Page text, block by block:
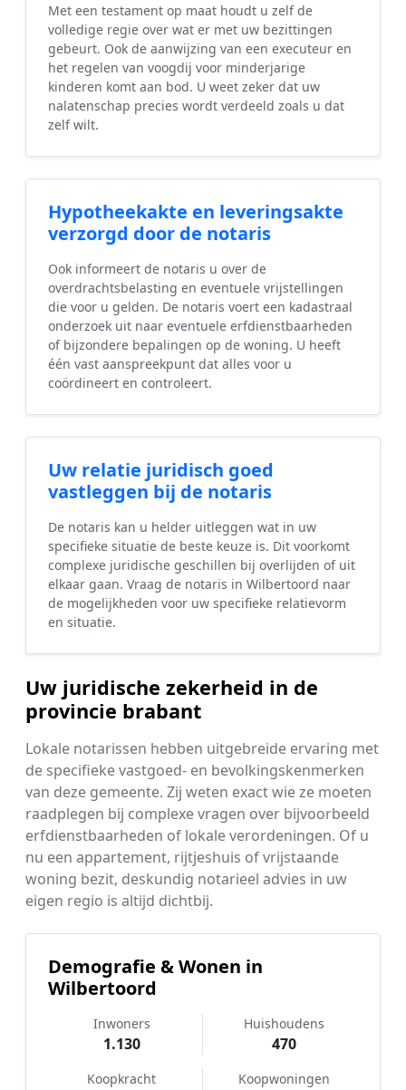
Met een testament op maat houdt u zelf de
volledige regie over wat er met uw bezittingen
gebeurt. Ook de aanwijzing van een executeur en
het regelen van voogdij voor minderjarige
kinderen komt aan bod. U weet zeker dat uw
nalatenschap precies wordt verdeeld zoals u dat
zelf wilt.
Hypotheekakte en leveringsakte
verzorgd door de notaris
Ook informeert de notaris u over de
overdrachtsbelasting en eventuele vrijstellingen
die voor u gelden. De notaris voert een kadastraal
onderzoek uit naar eventuele erfdienstbaarheden
of bijzondere bepalingen op de woning. U heeft
één vast aanspreekpunt dat alles voor u
coördineert en controleert.
Uw relatie juridisch goed
vastleggen bij de notaris
De notaris kan u helder uitleggen wat in uw
specifieke situatie de beste keuze is. Dit voorkomt
complexe juridische geschillen bij overlijden of uit
elkaar gaan. Vraag de notaris in Wilbertoord naar
de mogelijkheden voor uw specifieke relatievorm
en situatie.
Uw juridische zekerheid in de
provincie brabant
Lokale notarissen hebben uitgebreide ervaring met
de specifieke vastgoed- en bevolkingskenmerken
van deze gemeente. Zij weten exact wie ze moeten
raadplegen bij complexe vragen over bijvoorbeeld
erfdienstbaarheden of lokale verordeningen. Of u
nu een appartement, rijtjeshuis of vrijstaande
woning bezit, deskundig notarieel advies in uw
eigen regio is altijd dichtbij.
Demografie & Wonen in
Wilbertoord
Inwoners
1.130
Huishoudens
470
Koopkracht Koopwoningen